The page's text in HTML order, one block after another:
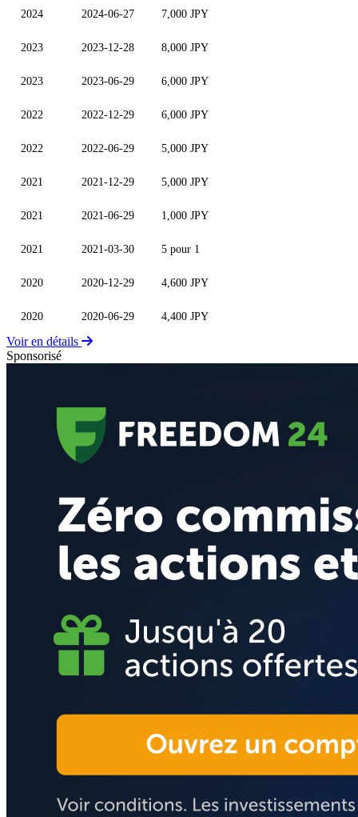
2024 2024-06-27 7,000 JPY
2023 2023-12-28 8,000 JPY
2023 2023-06-29 6,000 JPY
2022 2022-12-29 6,000 JPY
2022 2022-06-29 5,000 JPY
2021 2021-12-29 5,000 JPY
2021 2021-06-29 1,000 JPY
2021 2021-03-30 5 pour 1
2020 2020-12-29 4,600 JPY
2020 2020-06-29 4,400 JPY
Voir en détails
Sponsorisé